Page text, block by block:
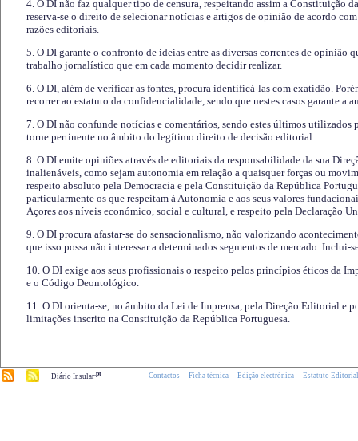
4. O DI não faz qualquer tipo de censura, respeitando assim a Constituição
reserva-se o direito de selecionar notícias e artigos de opinião de acordo
razões editoriais.
5. O DI garante o confronto de ideias entre as diversas correntes de opinião
trabalho jornalístico que em cada momento decidir realizar.
6. O DI, além de verificar as fontes, procura identificá-las com exatidão.
recorrer ao estatuto da confidencialidade, sendo que nestes casos garante a
7. O DI não confunde notícias e comentários, sendo estes últimos utilizados
torne pertinente no âmbito do legítimo direito de decisão editorial.
8. O DI emite opiniões através de editoriais da responsabilidade da sua
inalienáveis, como sejam autonomia em relação a quaisquer forças ou
respeito absoluto pela Democracia e pela Constituição da República
particularmente os que respeitam à Autonomia e aos seus valores
Açores aos níveis económico, social e cultural, e respeito pela Declaração
9. O DI procura afastar-se do sensacionalismo, não valorizando
que isso possa não interessar a determinados segmentos de mercado.
10. O DI exige aos seus profissionais o respeito pelos princípios éticos da
e o Código Deontológico.
11. O DI orienta-se, no âmbito da Lei de Imprensa, pela Direção Editorial e
limitações inscrito na Constituição da República Portuguesa.
Diário Insular.pt Contactos Ficha técnica Edição electrónica Estatuto Editorial